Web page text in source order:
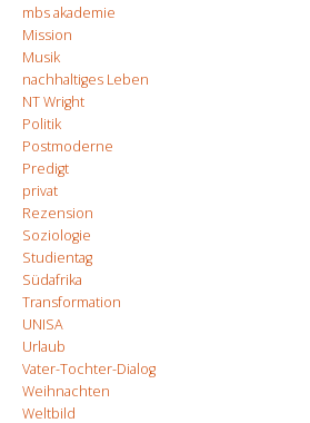
mbs akademie
Mission
Musik
nachhaltiges Leben
NT Wright
Politik
Postmoderne
Predigt
privat
Rezension
Soziologie
Studientag
Südafrika
Transformation
UNISA
Urlaub
Vater-Tochter-Dialog
Weihnachten
Weltbild